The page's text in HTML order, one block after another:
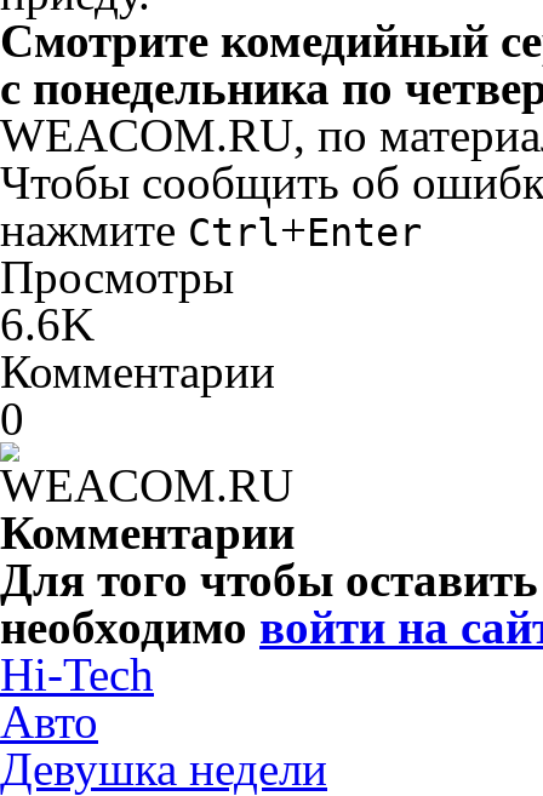
Смотрите комедийный
с понедельника по
WEACOM.RU, по
Чтобы сообщить об
нажмите Ctrl+Enter
Просмотры
6.6K
Комментарии
0
Комментарии
Для того чтобы
необходимо войти на
Hi-Tech
Авто
Девушка недели